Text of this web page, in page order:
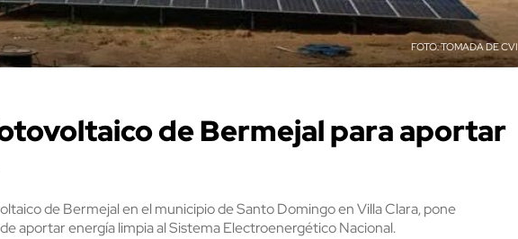
TOMADA DE CVI
de Bermejal para aportar
de Bermejal en el municipio de Santo Domingo en Villa Clara, pone
aportar energía limpia al Sistema Electroenergético Nacional.